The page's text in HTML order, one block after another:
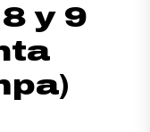
y 9